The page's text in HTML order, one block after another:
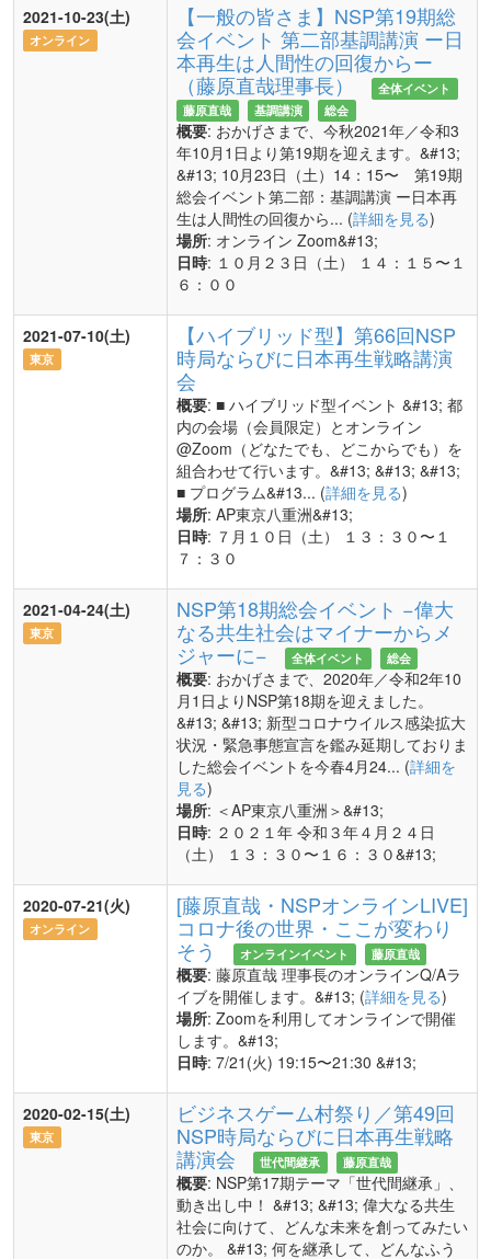
2021-10-23(土)
オンライン
【一般の皆さま】NSP第19期総
会イベント 第二部基調講演 ー日
本再生は人間性の回復からー
（藤原直哉理事長）
全体イベント
藤原直哉
基調講演 総会
概要: おかげさまで、今秋2021年／令和3
年10月1日より第19期を迎えます。&#13;
&#13; 10月23日（土）14：15〜 第19期
総会イベント第二部：基調講演 ー日本再
生は人間性の回復から... (詳細を見る)
場所: オンライン Zoom&#13;
日時: １０月２３日（土） １４：１５〜１
６：００
2021-07-10(土)
東京
【ハイブリッド型】第66回NSP
時局ならびに日本再生戦略講演
会
概要: ■ ハイブリッド型イベント &#13; 都
内の会場（会員限定）とオンライン
@Zoom（どなたでも、どこからでも）を
組合わせて行います。&#13; &#13; &#13;
■ プログラム&#13... (詳細を見る)
場所: AP東京八重洲&#13;
日時: ７月１０日（土） １３：３０〜１
７：３０
2021-04-24(土)
東京
NSP第18期総会イベント −偉大
なる共生社会はマイナーからメ
ジャーに−
全体イベント 総会
概要: おかげさまで、2020年／令和2年10
月1日よりNSP第18期を迎えました。
&#13; &#13; 新型コロナウイルス感染拡大
状況・緊急事態宣言を鑑み延期しておりま
した総会イベントを今春4月24... (詳細を
見る)
場所: ＜AP東京八重洲＞&#13;
日時: ２０２１年 令和３年４月２４日
（土） １３：３０〜１６：３０&#13;
2020-07-21(火)
オンライン
[藤原直哉・NSPオンラインLIVE]
コロナ後の世界・ここが変わり
そう
オンラインイベント 藤原直哉
概要: 藤原直哉 理事長のオンラインQ/Aラ
イブを開催します。&#13; (詳細を見る)
場所: Zoomを利用してオンラインで開催
します。&#13;
日時: 7/21(火) 19:15〜21:30 &#13;
2020-02-15(土)
東京
ビジネスゲーム村祭り／第49回
NSP時局ならびに日本再生戦略
講演会
世代間継承 藤原直哉
概要: NSP第17期テーマ「世代間継承」、
動き出し中！ &#13; &#13; 偉大なる共生
社会に向けて、どんな未来を創ってみたい
のか。 &#13; 何を継承して、どんなふう